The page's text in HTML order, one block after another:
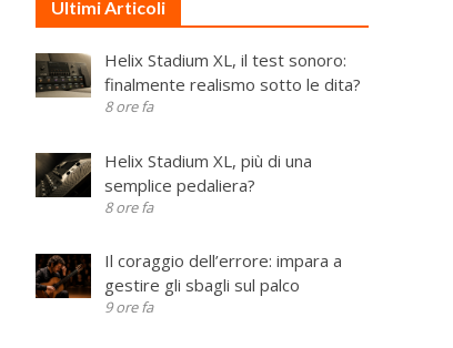
Ultimi Articoli
Helix Stadium XL, il test sonoro:
finalmente realismo sotto le dita?
8 ore fa
Helix Stadium XL, più di una
semplice pedaliera?
8 ore fa
Il coraggio dell’errore: impara a
gestire gli sbagli sul palco
9 ore fa